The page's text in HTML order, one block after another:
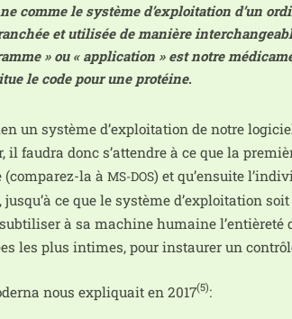
comme le sys­tème d’ex­ploi­ta­tion d’un
et uti­li­sée de manière
» ou « appli­ca­tion » est notre
le code pour une pro­téine.
un sys­tème d’exploitation de notre
il fau­dra donc s’attendre à ce que la
(com­pa­rez-la àMS-DOS) et qu’ensuite
ce que le sys­tème d’exploitation
à sa machine humaine l’entièreté
les plus intimes, pour ins­tau­rer un
nous expli­quait en 2017(5):